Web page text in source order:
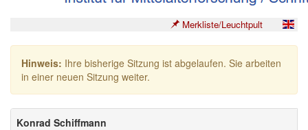
Merkliste/Leuchtpult
Hinweis: Ihre bisherige Sitzung ist abgelaufen. Sie arbeiten
in einer neuen Sitzung weiter.
Konrad Schiffmann